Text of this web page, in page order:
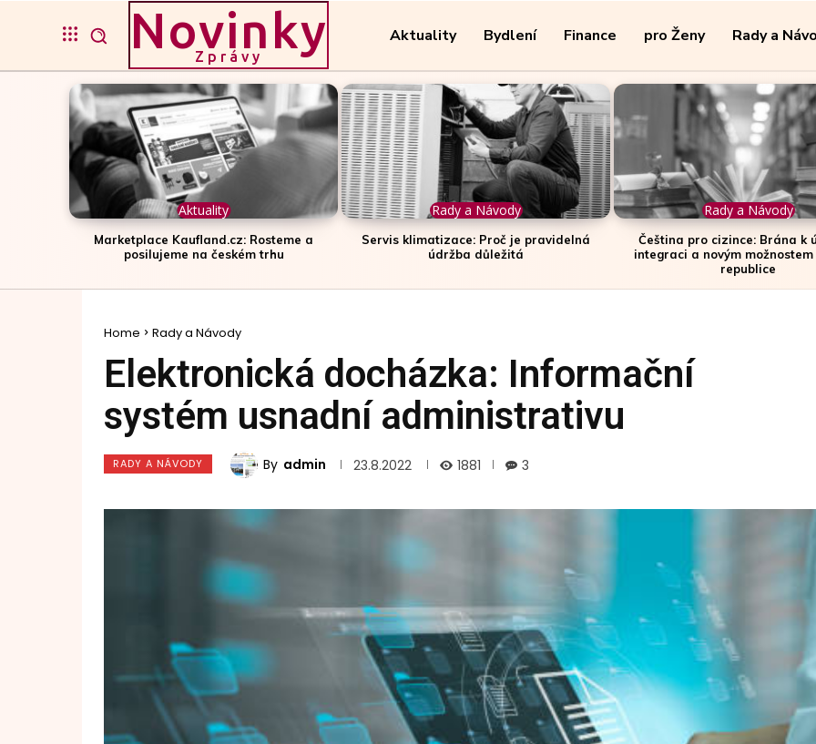
Novinky
Zprávy
Aktuality Bydlení Finance pro Ženy Rady a
Aktuality
Marketplace Kaufland.cz: Rosteme a
posilujeme na českém trhu
Rady a Návody
Servis klimatizace: Proč je pravidelná
údržba důležitá
Rady a Návody
Čeština pro cizince: Brána k
integraci a novým možnostem
republice
Home Rady a Návody
Elektronická docházka: Informační
systém usnadní administrativu
RADY A NÁVODY By admin 23.8.2022 1881 3